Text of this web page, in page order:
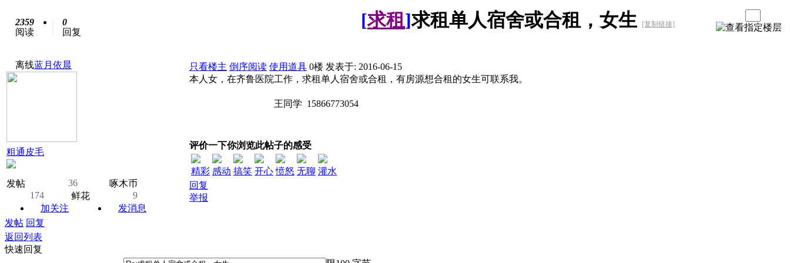
2359
阅读
0
回复
[求租]求租单人宿舍或合租，女生 [复制链接]
离线蓝月依晨
粗通皮毛
发帖 36
啄木币
174
鲜花
9
加关注
发消息
只看楼主 倒序阅读 使用道具 0楼 发表于: 2016-06-15
本人女，在齐鲁医院工作，求租单人宿舍或合租，有房源想合租的女生可联系我。
王同学 15866773054
评价一下你浏览此帖子的感受
精彩 感动 搞笑 开心 愤怒 无聊 灌水
回复
举报
发帖 回复
返回列表
快速回复